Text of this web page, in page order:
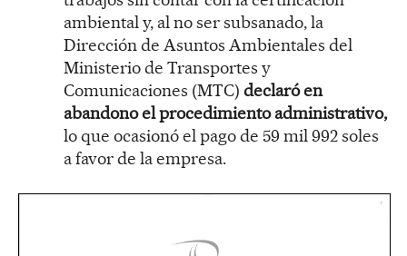
ambiental y, al no ser subsanado, la
Dirección de Asuntos Ambientales del
Ministerio de Transportes y
Comunicaciones (MTC) declaró en
abandono el procedimiento administrativo,
lo que ocasionó el pago de 59 mil 992 soles
a favor de la empresa.